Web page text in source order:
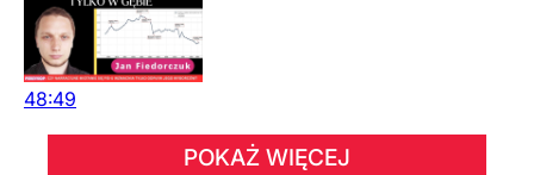
48:49
POKAŻ WIĘCEJ